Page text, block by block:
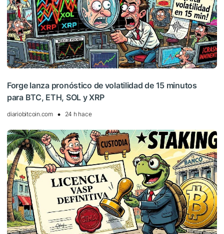
Forge lanza pronóstico de volatilidad de 15 minutos
para BTC, ETH, SOL y XRP
diariobitcoin.com 24 h hace